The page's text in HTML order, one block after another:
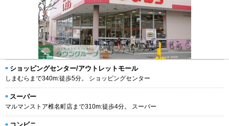
ショッピングセンター/アウトレットモール
しまむらまで340m:徒歩5分。 ショッピングセンター
スーパー
マルマンストア椎名町店まで310m:徒歩4分。 スーパー